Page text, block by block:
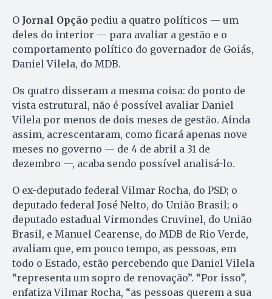
O Jornal Opção pediu a quatro políticos — um
deles do interior — para avaliar a gestão e o
comportamento político do governador de Goiás,
Daniel Vilela, do MDB.
Os quatro disseram a mesma coisa: do ponto de
vista estrutural, não é possível avaliar Daniel
Vilela por menos de dois meses de gestão. Ainda
assim, acrescentaram, como ficará apenas nove
meses no governo — de 4 de abril a 31 de
dezembro —, acaba sendo possível analisá-lo.
O ex-deputado federal Vilmar Rocha, do PSD; o
deputado federal José Nelto, do União Brasil; o
deputado estadual Virmondes Cruvinel, do União
Brasil, e Manuel Cearense, do MDB de Rio Verde,
avaliam que, em pouco tempo, as pessoas, em
todo o Estado, estão percebendo que Daniel Vilela
“representa um sopro de renovação”. “Por isso”,
enfatiza Vilmar Rocha, “as pessoas querem a sua